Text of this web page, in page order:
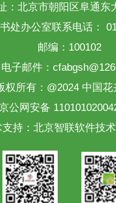
：北京市朝阳区阜通东
处办公室联系电话：
邮编：100102
电子邮件：
权所有：@2024 中国花
京公网安备
持： 北京智联软件技